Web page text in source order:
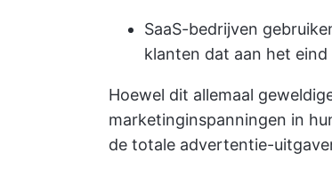
SaaS-bedrijven
klanten dat aan het
Hoewel dit allemaal
marketinginspanningen in
de totale advertentie-